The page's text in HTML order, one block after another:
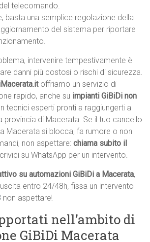
telecomando.
basta una semplice regolazione della
del sistema per riportare
intervenire tempestivamente è
danni più costosi o rischi di sicurezza.
offriamo un servizio di
rapido, anche su impianti GiBiDi non
tecnici esperti pronti a raggiungerti a
provincia di Macerata. Se il tuo cancello
Macerata si blocca, fa rumore o non
non aspettare:chiama subito il
su WhatsApp per un intervento.
su automazioni GiBiDi a Macerata,
entro 24/48h, fissa un intervento
non aspettare!
nell’ambito di
GiBiDi Macerata